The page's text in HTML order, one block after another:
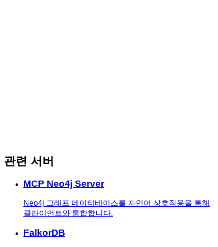
관련 서버
MCP Neo4j Server
Neo4j 그래프 데이터베이스를 자연어 상호작용을 통해
클라이언트와 통합합니다.
FalkorDB